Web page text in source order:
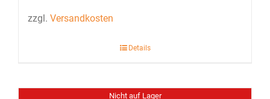
zzgl. Versandkosten
Details
Nicht auf Lager